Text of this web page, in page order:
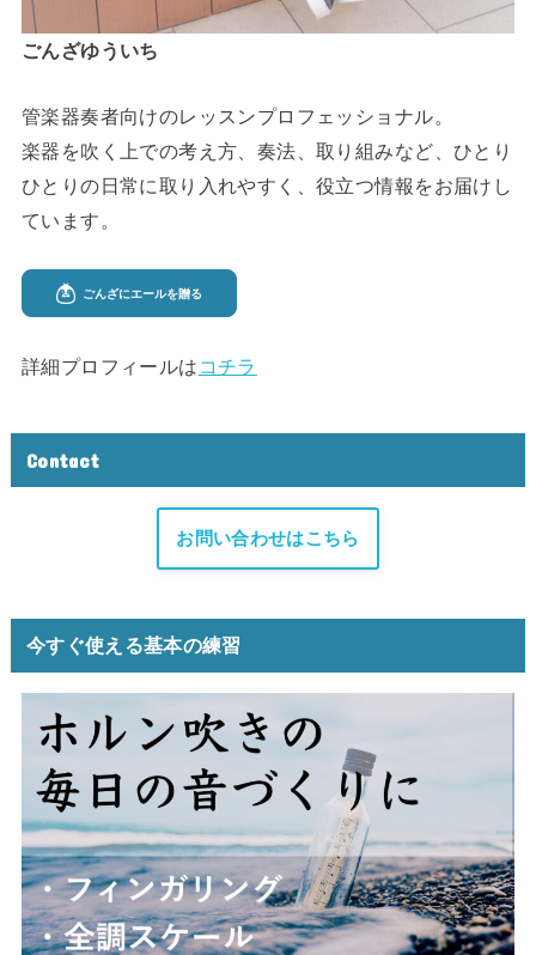
ごんざゆういち
管楽器奏者向けのレッスンプロフェッショナル。
楽器を吹く上での考え方、奏法、取り組みなど、ひとり
ひとりの日常に取り入れやすく、役立つ情報をお届けし
ています。
詳細プロフィールは コチラ
Contact
お問い合わせはこちら
今すぐ使える基本の練習